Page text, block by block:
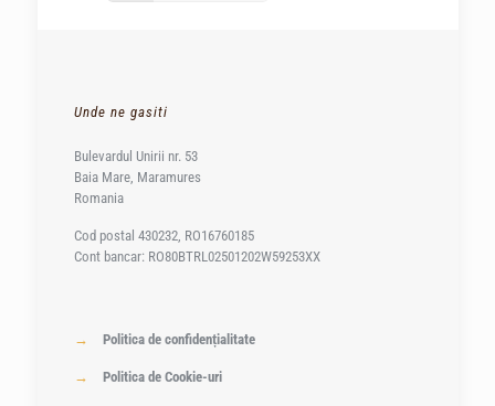
Unde ne gasiti
Bulevardul Unirii nr. 53
Baia Mare, Maramures
Romania
Cod postal 430232, RO16760185
Cont bancar: RO80BTRL02501202W59253XX
→ Politica de confidențialitate
→ Politica de Cookie-uri